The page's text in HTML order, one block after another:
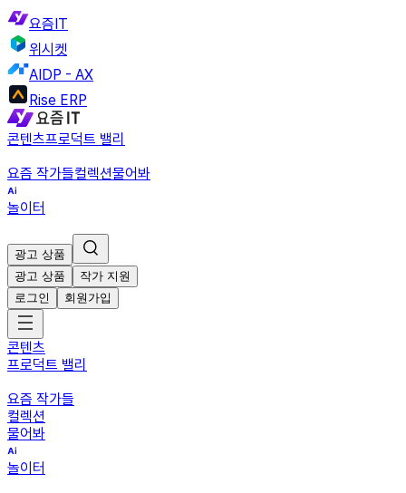
요즘IT
위시켓
AIDP - AX
Rise ERP
콘텐츠프로덕트 밸리
요즘 작가들컬렉션물어봐
놀이터
광고 상품
광고 상품
작가 지원
로그인
회원가입
콘텐츠
프로덕트 밸리
요즘 작가들
컬렉션
물어봐
놀이터